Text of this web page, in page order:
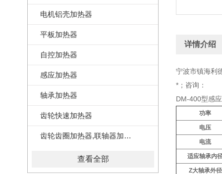
电机铝壳加热器
平板加热器
自控加热器
感应加热器
轴承加热器
齿轮快速加热器
齿轮齿圈加热器,联轴器加热器
查看全部
详情介绍
宁波市镇海利
*；咨询：
DM-400型感
功率
电压
电流
适应轴承内
Z大轴承外径